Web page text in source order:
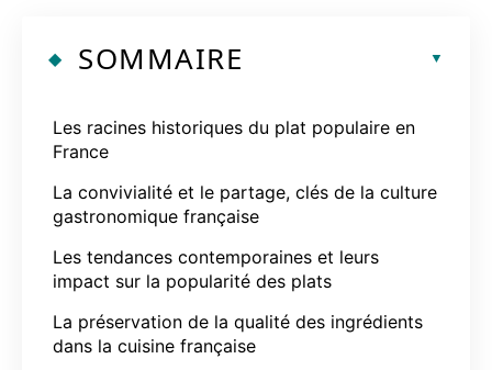
SOMMAIRE
Les racines historiques du plat populaire en
France
La convivialité et le partage, clés de la culture
gastronomique française
Les tendances contemporaines et leurs
impact sur la popularité des plats
La préservation de la qualité des ingrédients
dans la cuisine française